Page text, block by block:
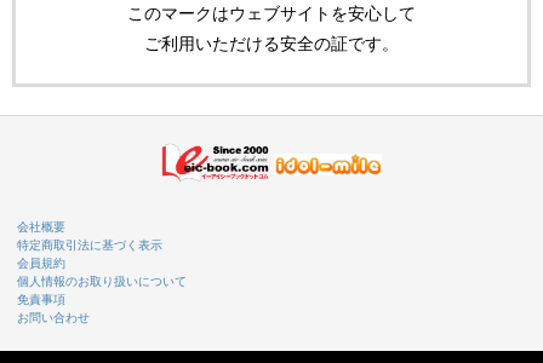
このマークはウェブサイトを安心して
ご利用いただける安全の証です。
会社概要
特定商取引法に基づく表示
会員規約
個人情報のお取り扱いについて
免責事項
お問い合わせ